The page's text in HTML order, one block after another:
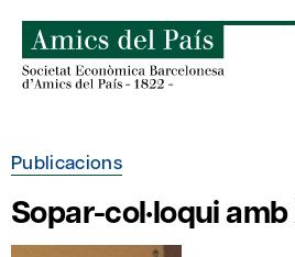
content
Publicacions
Sopar-col·loqui